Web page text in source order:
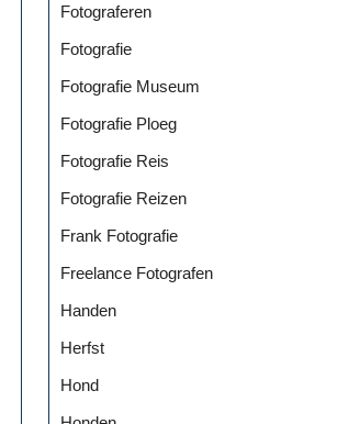
Fotograferen
Fotografie
Fotografie Museum
Fotografie Ploeg
Fotografie Reis
Fotografie Reizen
Frank Fotografie
Freelance Fotografen
Handen
Herfst
Hond